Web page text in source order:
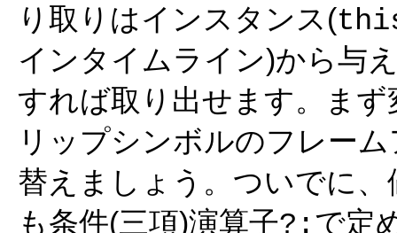
り取りはインスタンス(
インタイムライン)から与
すれば取り出せます。ま
リップシンボルのフレー
替えましょう。ついでに
も条件(三項)演算子?: で定